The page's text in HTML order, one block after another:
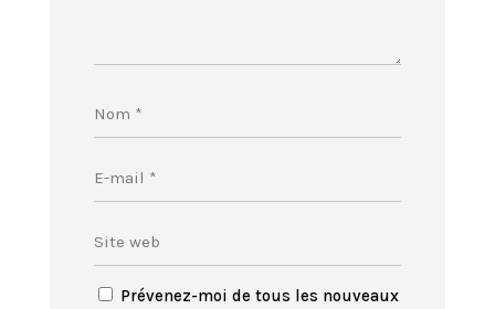
Prévenez-moi de tous les nouveaux